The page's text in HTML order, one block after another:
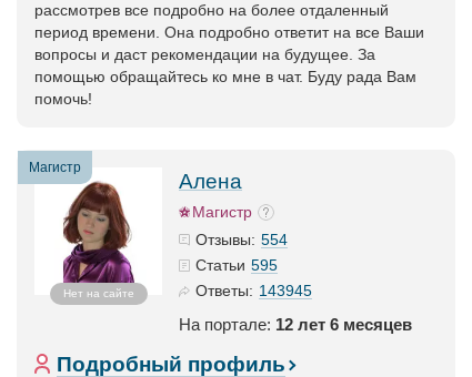
рассмотрев все подробно на более отдаленный
период времени. Она подробно ответит на все Ваши
вопросы и даст рекомендации на будущее. За
помощью обращайтесь ко мне в чат. Буду рада Вам
помочь!
Магистр
Нет на сайте
Алена
Магистр
Отзывы: 554
Статьи 595
Ответы: 143945
На портале: 12 лет 6 месяцев
Подробный профиль